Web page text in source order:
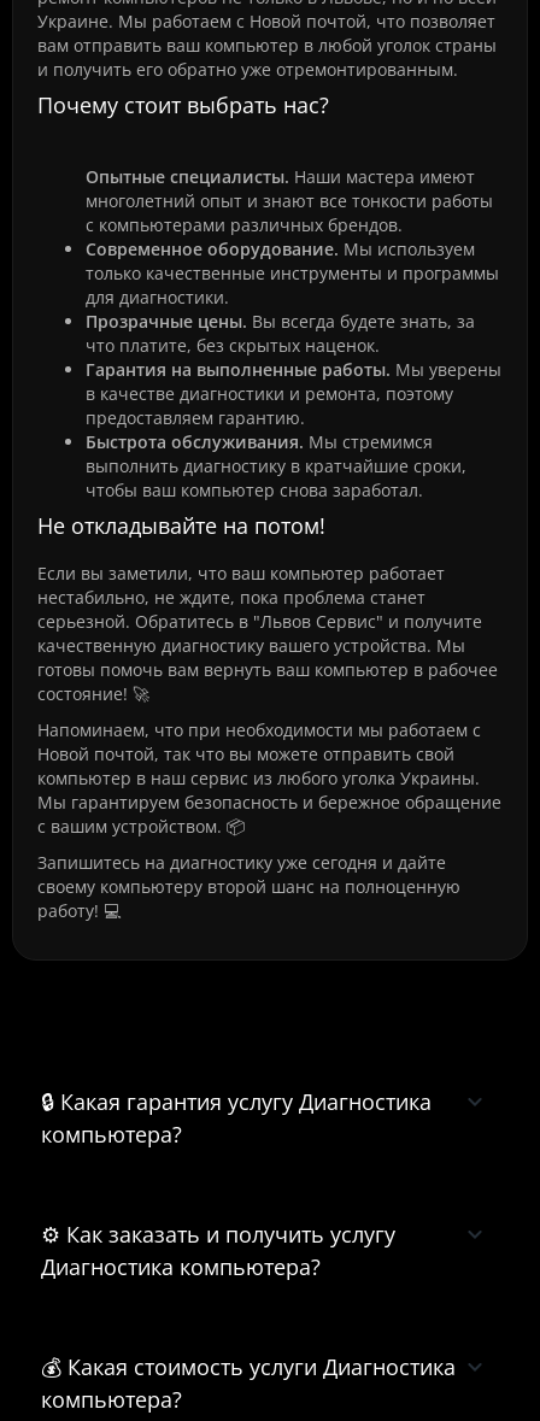
Украине. Мы работаем с Новой почтой, что позволяет
вам отправить ваш компьютер в любой уголок страны
и получить его обратно уже отремонтированным.
Почему стоит выбрать нас?
Опытные специалисты. Наши мастера имеют
многолетний опыт и знают все тонкости работы
с компьютерами различных брендов.
Современное оборудование. Мы используем
только качественные инструменты и программы
для диагностики.
Прозрачные цены. Вы всегда будете знать, за
что платите, без скрытых наценок.
Гарантия на выполненные работы. Мы уверены
в качестве диагностики и ремонта, поэтому
предоставляем гарантию.
Быстрота обслуживания. Мы стремимся
выполнить диагностику в кратчайшие сроки,
чтобы ваш компьютер снова заработал.
Не откладывайте на потом!
Если вы заметили, что ваш компьютер работает
нестабильно, не ждите, пока проблема станет
серьезной. Обратитесь в "Львов Сервис" и получите
качественную диагностику вашего устройства. Мы
готовы помочь вам вернуть ваш компьютер в рабочее
состояние! 🚀
Напоминаем, что при необходимости мы работаем с
Новой почтой, так что вы можете отправить свой
компьютер в наш сервис из любого уголка Украины.
Мы гарантируем безопасность и бережное обращение
с вашим устройством. 📦
Запишитесь на диагностику уже сегодня и дайте
своему компьютеру второй шанс на полноценную
работу! 💻
🔒 Какая гарантия услугу Диагностика
компьютера?
⚙️ Как заказать и получить услугу
Диагностика компьютера?
💰 Какая стоимость услуги Диагностика
компьютера?